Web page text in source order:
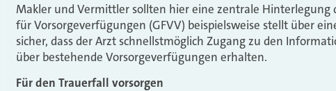
Makler und Vermittler sollten hier eine zentrale
für Vorsorgeverfügungen (GFVV) beispielsweise stellt über
sicher, dass der Arzt schnellstmöglich Zugang zu den
über bestehende Vorsorgeverfügungen erhalten.
Für den Trauerfall vorsorgen